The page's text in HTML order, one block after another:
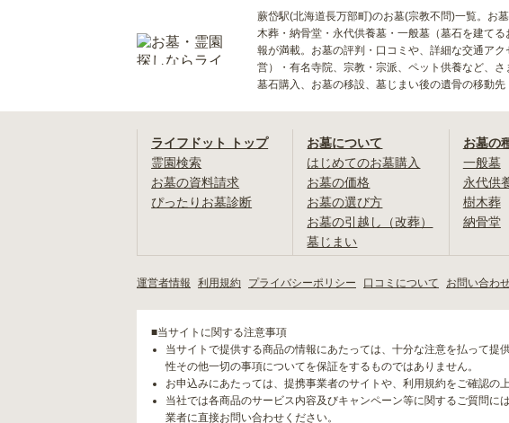
蕨岱駅(北海道長万部町)のお墓(宗教不問)一覧。お
木葬・納骨堂・永代供養墓・一般墓（墓石を建て
報が満載。お墓の評判・口コミや、詳細な交通ア
営）・有名寺院、宗教・宗派、ペット供養など、
墓石購入、お墓の移設、墓じまい後の遺骨の移動
ライフドット トップ
霊園検索
お墓の資料請求
ぴったりお墓診断
お墓について
はじめてのお墓購入
お墓の価格
お墓の選び方
お墓の引越し（改葬）
墓じまい
お墓の
一般墓
永代供
樹木葬
納骨堂
運営者情報 利用規約 プライバシーポリシー 口コミについて お問い合わ
■当サイトに関する注意事項
当サイトで提供する商品の情報にあたっては、十分な注意を払って提
性その他一切の事項についてを保証をするものではありません。
お申込みにあたっては、提携事業者のサイトや、利用規約をご確認の
当社では各商品のサービス内容及びキャンペーン等に関するご質問に
業者に直接お問い合わせください。